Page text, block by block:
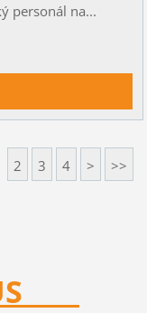
na...
2 3 4 > >>